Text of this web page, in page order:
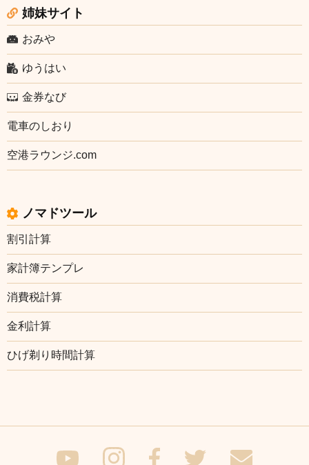
姉妹サイト
おみや
ゆうはい
金券なび
電車のしおり
空港ラウンジ.com
ノマドツール
割引計算
家計簿テンプレ
消費税計算
金利計算
ひげ剃り時間計算